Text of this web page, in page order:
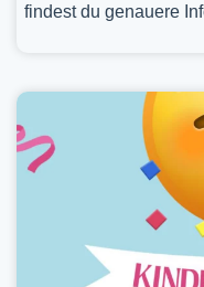
findest du genauere